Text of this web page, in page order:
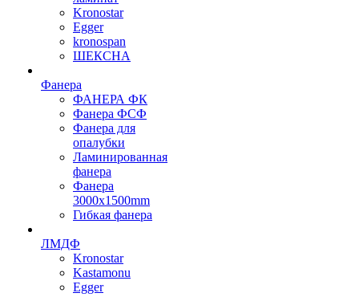
Kronostar
Egger
kronospan
ШЕКСНА
Фанера
ФАНЕРА ФК
Фанера ФСФ
Фанера для
опалубки
Ламинированная
фанера
Фанера
3000х1500mm
Гибкая фанера
ЛМДФ
Kronostar
Kastamonu
Egger